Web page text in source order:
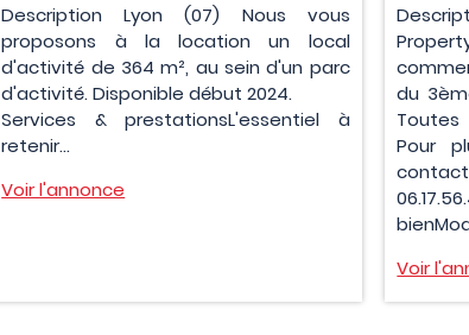
Description Lyon (07) Nous vous
proposons à la location un local
d'activité de 364 m², au sein d'un parc
d'activité. Disponible début 2024.
Services & prestationsL'essentiel à
retenir...
Voir l'annonce
du
Pour
Voir